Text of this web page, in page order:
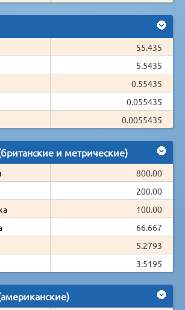
55.435
5.5435
0.55435
0.055435
0.0055435
и метрические)
800.00
200.00
100.00
66.667
5.2793
3.5195